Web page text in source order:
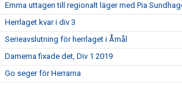
Emma uttagen till regionalt läger med Pia
Herrlaget kvar i div 3
Serieavslutning för herrlaget i Åmål
Damerna fixade det, Div 1 2019
Go seger för Herrarna